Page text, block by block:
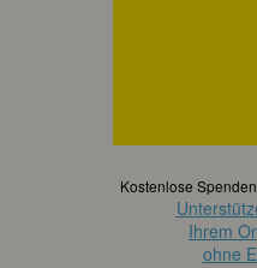
Kostenlose
Ihrem
ohne